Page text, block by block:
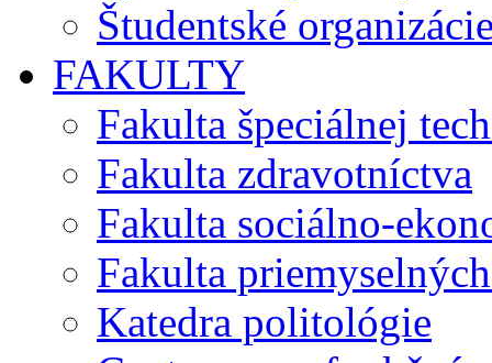
Študentské
FAKULTY
Fakulta špeciálnej
Fakulta zdravotníctva
Fakulta sociálno-
Fakulta
Katedra politológie